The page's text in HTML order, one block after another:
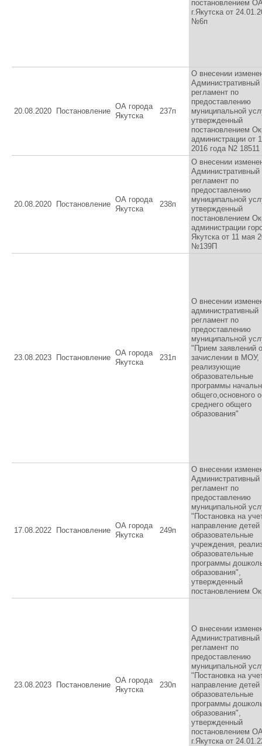
постановлением
г.Якутска от
№6п
20.08.2020 Постановление
ОА города
Якутска
237п
О внесении
Административный
регламент по
предоставлению
муниципальной
утвержденный
постановлением
администрации от
2016 года N2 18511
20.08.2020 Постановление
ОА города
Якутска
238п
О внесении
Административный
регламент по
предоставлению
муниципальной
утвержденный
постановлением
администрации
Якутска от 11 мая
№139П
23.08.2023 Постановление
ОА города
Якутска
231п
О внесении
административный
регламент по
предоставлению
муниципальной
"Прием заявлений о
зачислении в МОУ,
реализующие
образовательные
программы
общего,основного
среднего общего
образования"
17.08.2022 Постановление
ОА города
Якутска
249п
О внесении
Административный
регламент по
предоставлению
муниципальной
"Постановка на
направление детей
образовательные
учреждения,
образовательные
программы
образования",
утвержденный
постановлением
23.08.2023 Постановление
ОА города
Якутска
230п
О внесении
Административный
регламент по
предоставлению
муниципальной
"Постановка на
направление детей
образовательные
программы
образования",
утвержденный
постановлением
г.Якутска от